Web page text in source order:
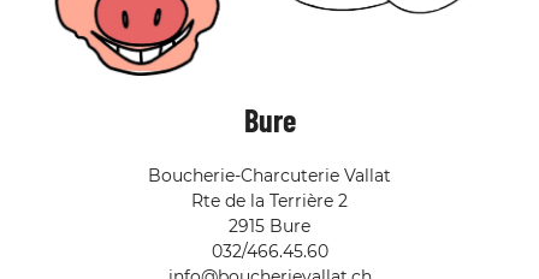
Bure
Boucherie-Charcuterie Vallat
Rte de la Terrière 2
2915 Bure
032/466.45.60